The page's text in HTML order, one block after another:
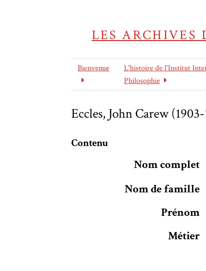
LES
Bienvenue
L'histoire de l'Institut
Philosophie
Eccles, John Carew
Contenu
Nom complet
Nom de famille
Prénom
Métier